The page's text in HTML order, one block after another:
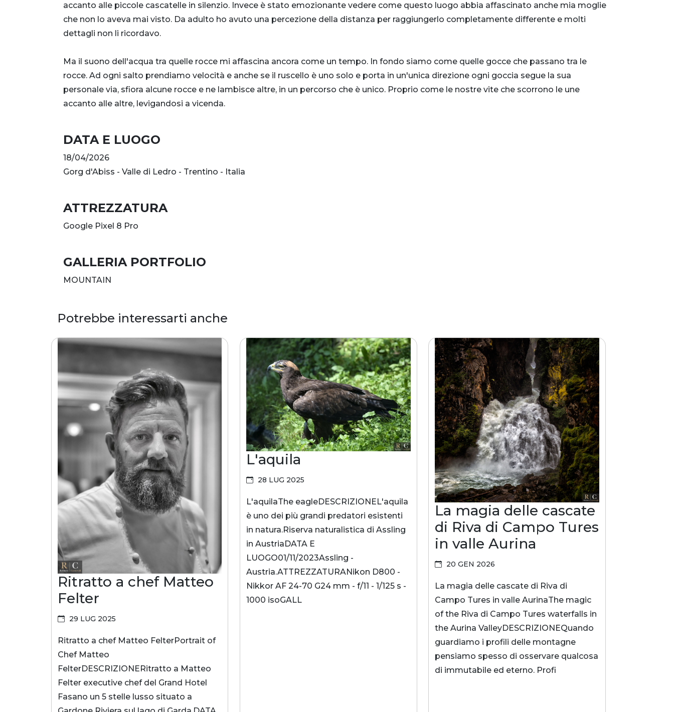
accanto alle piccole cascatelle in silenzio. Invece è stato emozionante vedere come questo luogo abbia affascinato anche mia moglie
che non lo aveva mai visto. Da adulto ho avuto una percezione della distanza per raggiungerlo completamente differente e molti
dettagli non li ricordavo.
Ma il suono dell'acqua tra quelle rocce mi affascina ancora come un tempo. In fondo siamo come quelle gocce che passano tra le
rocce. Ad ogni salto prendiamo velocità e anche se il ruscello è uno solo e porta in un'unica direzione ogni goccia segue la sua
personale via, sfiora alcune rocce e ne lambisce altre, in un percorso che è unico. Proprio come le nostre vite che scorrono le une
accanto alle altre, levigandosi a vicenda.
DATA E LUOGO
18/04/2026
Gorg d'Abiss - Valle di Ledro - Trentino - Italia
ATTREZZATURA
Google Pixel 8 Pro
GALLERIA PORTFOLIO
MOUNTAIN
Potrebbe interessarti anche
Ritratto a chef Matteo
Felter
29 LUG 2025
Ritratto a chef Matteo FelterPortrait of
Chef Matteo
FelterDESCRIZIONERitratto a Matteo
Felter executive chef del Grand Hotel
Fasano un 5 stelle lusso situato a
L'aquila
28 LUG 2025
L'aquilaThe eagleDESCRIZIONEL'aquila
è uno dei più grandi predatori esistenti
in natura.Riserva naturalistica di Assling
in AustriaDATA E
LUOGO01/11/2023Assling -
Austria.ATTREZZATURANikon D800 -
Nikkor AF 24-70 G24 mm - f/11 - 1/125 s -
1000 isoGALL
La magia delle cascate
di Riva di Campo Tures
in valle Aurina
20 GEN 2026
La magia delle cascate di Riva di
Campo Tures in valle AurinaThe magic
of the Riva di Campo Tures waterfalls in
the Aurina ValleyDESCRIZIONEQuando
guardiamo i profili delle montagne
pensiamo spesso di osservare qualcosa
di immutabile ed eterno. Profi